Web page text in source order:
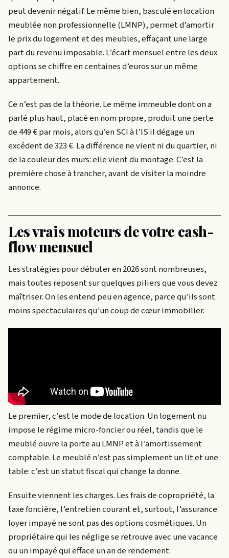
peut devenir négatif. Le même bien, basculé en location
meublée non professionnelle (LMNP), permet d’amortir
le prix du logement et des meubles, effaçant une large
part du revenu imposable. L’écart mensuel entre les deux
options se chiffre en centaines d’euros sur un même
appartement.
Ce n’est pas de la théorie. Le même immeuble dont on a
parlé plus haut, placé en nom propre, produit une perte
de 449 € par mois, alors qu’en SCI à l’IS il dégage un
excédent de 323 €. La différence ne vient ni du quartier, ni
de la couleur des murs: elle vient du montage. C’est la
première chose à trancher, avant de visiter la moindre
annonce.
Les vrais moteurs de votre cash-
flow mensuel
Les stratégies pour débuter en 2026 sont nombreuses,
mais toutes reposent sur quelques piliers que vous devez
maîtriser. On les entend peu en agence, parce qu’ils sont
moins spectaculaires qu’un coup de cœur immobilier.
Le premier, c’est le mode de location. Un logement nu
impose le régime micro-foncier ou réel, tandis que le
meublé ouvre la porte au LMNP et à l’amortissement
comptable. Le meublé n’est pas simplement un lit et une
table: c’est un statut fiscal qui change la donne.
Ensuite viennent les charges. Les frais de copropriété, la
taxe foncière, l’entretien courant et, surtout, l’assurance
loyer impayé ne sont pas des options cosmétiques. Un
propriétaire qui les néglige se retrouve avec une vacance
ou un impayé qui efface un an de rendement.